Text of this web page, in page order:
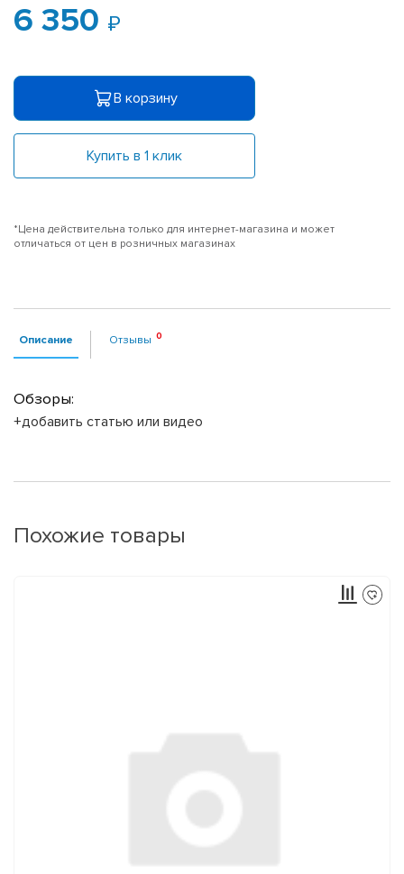
6 350
В корзину
Купить в 1 клик
*Цена действительна только для интернет-магазина и может
отличаться от цен в розничных магазинах
Описание Отзывы
Обзоры:
+добавить статью или видео
Похожие товары